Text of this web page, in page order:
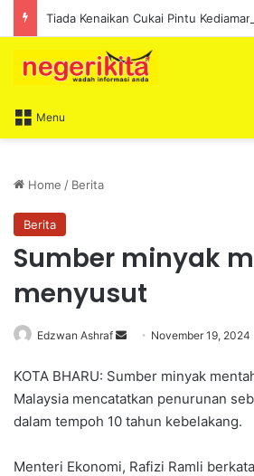
Menu
Home / Berita
Berita
Sumber minyak
menyusut
Edzwan Ashraf
n
d
a
e
November 19, 2024
KOTA BHARU: Sumber minyak
Malaysia mencatatkan penurunan
dalam tempoh 10 tahun kebelakang.
Menteri Ekonomi, Rafizi Ramli